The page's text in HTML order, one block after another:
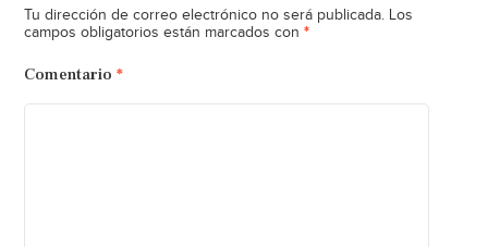
Tu dirección de correo electrónico no será publicada. Los
campos obligatorios están marcados con *
Comentario *